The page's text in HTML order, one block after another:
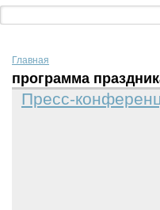
Главная
программа
Пресс-